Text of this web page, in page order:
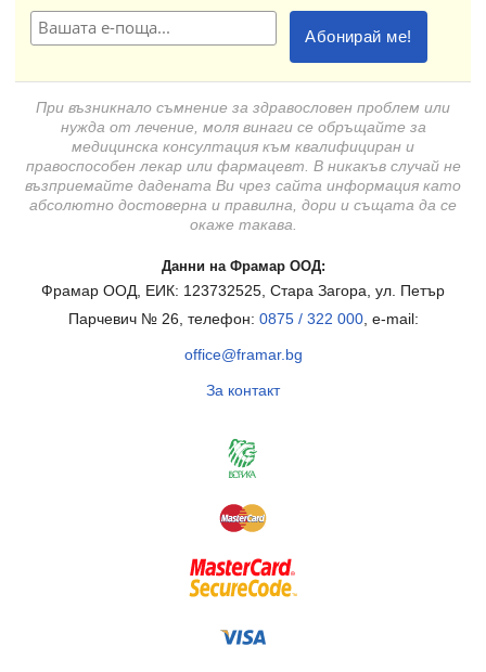
При възникнало съмнение за здравословен проблем или
нужда от лечение, моля винаги се обръщайте за
медицинска консултация към квалифициран и
правоспособен лекар или фармацевт. В никакъв случай не
възприемайте дадената Ви чрез сайта информация като
абсолютно достоверна и правилна, дори и същата да се
окаже такава.
Данни на Фрамар ООД:
Фрамар ООД, ЕИК: 123732525, Стара Загора, ул. Петър
Парчевич № 26, телефон: 0875 / 322 000, e-mail:
office@framar.bg
За контакт